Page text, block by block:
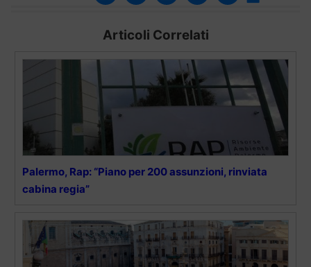
Articoli Correlati
Palermo, Rap: “Piano per 200 assunzioni, rinviata
cabina regia”